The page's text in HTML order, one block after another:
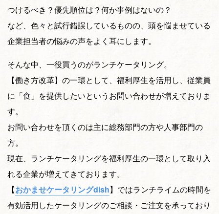
つけるべき？優先順位は？何か事例はないの？
など、色々と試行錯誤しているものの、頭を悩ませている
企業担当者の悩みの声をよく耳にします。
そんな中、一役買うのがランチケータリング。
【働き方改革】の一環として、福利厚生を活用し、従業員
に「食」を提供したいというお問い合わせが増えておりま
す。
お問い合わせを頂くのは主に総務部門の方や人事部門の
方。
現在、ランチケータリングを福利厚生の一環として取り入
れる企業が増えてきております。
【おかませケータリングdish】ではランチライムの時間を
有効活用したケータリングのご相談・ご注文を承っており